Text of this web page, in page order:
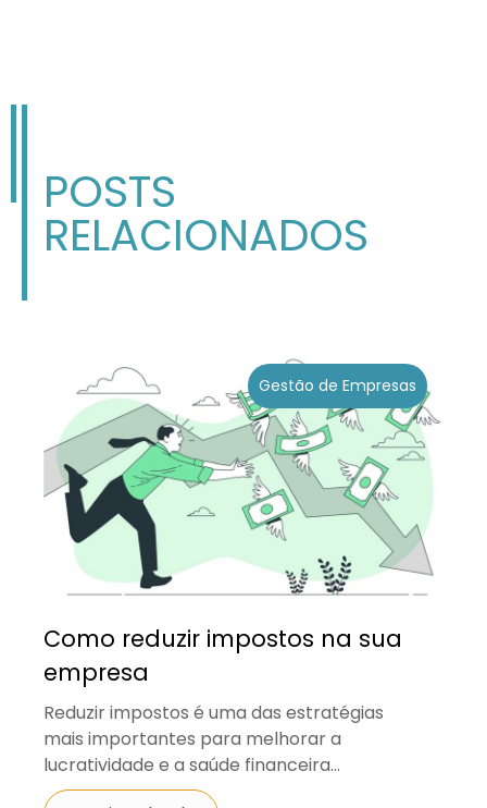
POSTS
RELACIONADOS
Gestão de Empresas
Como reduzir impostos na sua
empresa
Reduzir impostos é uma das estratégias
mais importantes para melhorar a
lucratividade e a saúde financeira...